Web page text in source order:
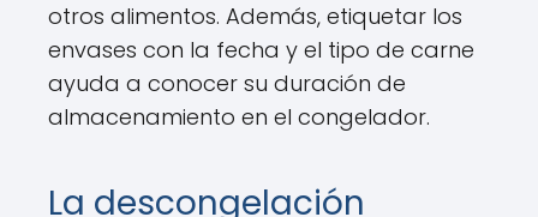
otros alimentos. Además, etiquetar los
envases con la fecha y el tipo de carne
ayuda a conocer su duración de
almacenamiento en el congelador.
La descongelación